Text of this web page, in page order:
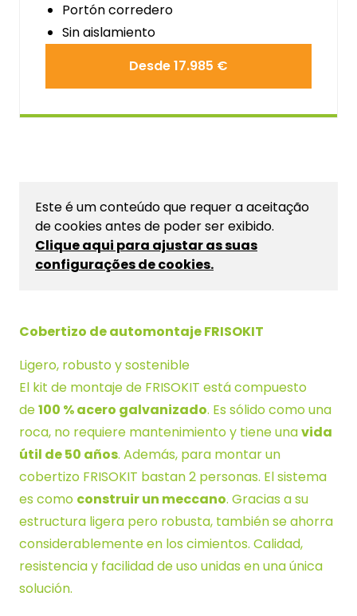
Portón corredero
Sin aislamiento
Desde 17.985 €
Cobertizo de automontaje FRISOKIT
Ligero, robusto y sostenible
El kit de montaje de FRISOKIT está compuesto
de100 % acero galvanizado. Es sólido como una
roca, no requiere mantenimiento y tiene unavida
útil de 50 años. Además, para montar un
cobertizo FRISOKIT bastan 2 personas. El sistema
es como construir un meccano. Gracias a su
estructura ligera pero robusta, también se ahorra
considerablemente en los cimientos. Calidad,
resistencia y facilidad de uso unidas en una única
solución.
Este é um conteúdo que requer a aceitação
de cookies antes de poder ser exibido.
Clique aqui para ajustar as suas
configurações de cookies.